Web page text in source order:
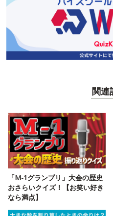
関連
「M-1グランプリ」大会の歴史
おさらいクイズ！【お笑い好き
なら満点】